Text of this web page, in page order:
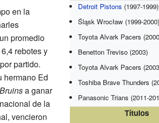
Detroit Pistons (1997-1999)
Śląsk Wrocław (1999-2000)
Toyota Alvark Pacers
Benetton Treviso (2003)
Toyota Alvark Pacers
Toshiba Brave Thunders
Panasonic Trians (2011-
Títulos
en la
promedio
rebotes y
partido.
hermano Ed
Bruinsa ganar
de la
vencieron